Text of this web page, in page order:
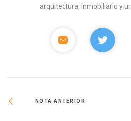
arquitectura, inmobiliario y
NOTA ANTERIOR